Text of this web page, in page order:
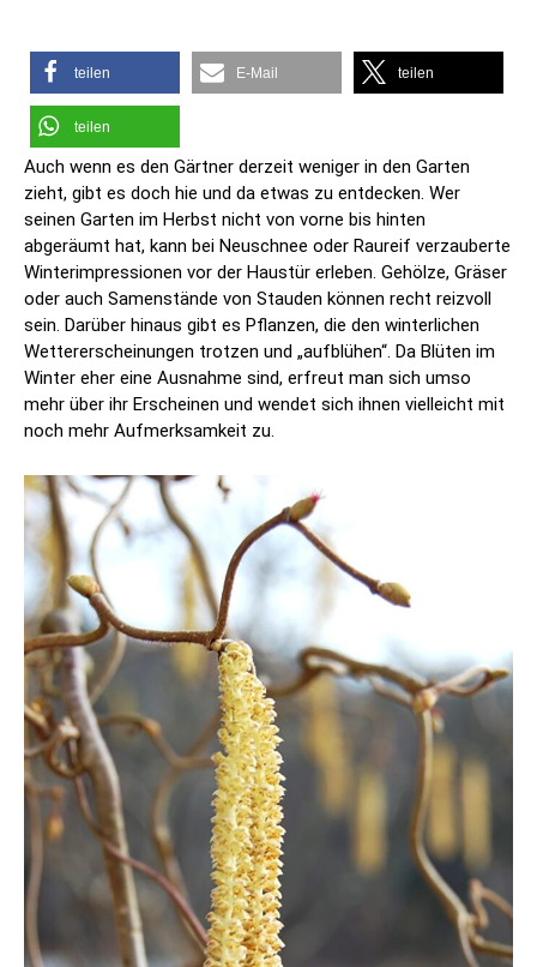
teilen E-Mail teilen
teilen
Auch wenn es den Gärtner derzeit weniger in den Garten
zieht, gibt es doch hie und da etwas zu entdecken. Wer
seinen Garten im Herbst nicht von vorne bis hinten
abgeräumt hat, kann bei Neuschnee oder Raureif verzauberte
Winterimpressionen vor der Haustür erleben. Gehölze, Gräser
oder auch Samenstände von Stauden können recht reizvoll
sein. Darüber hinaus gibt es Pflanzen, die den winterlichen
Wettererscheinungen trotzen und „aufblühen“. Da Blüten im
Winter eher eine Ausnahme sind, erfreut man sich umso
mehr über ihr Erscheinen und wendet sich ihnen vielleicht mit
noch mehr Aufmerksamkeit zu.